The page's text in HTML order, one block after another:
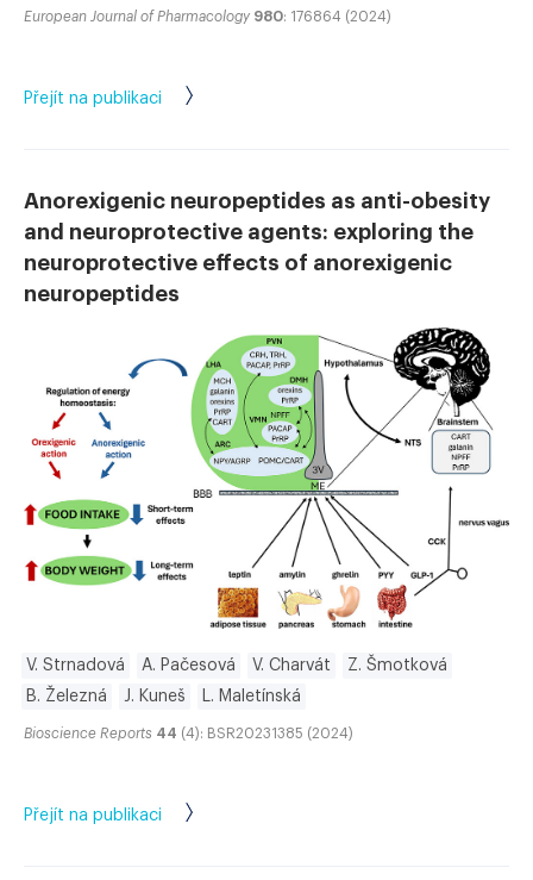
European Journal of Pharmacology 980: 176864 (2024)
Přejít na publikaci
Anorexigenic neuropeptides as anti-obesity
and neuroprotective agents: exploring the
neuroprotective effects of anorexigenic
neuropeptides
V. Strnadová A. Pačesová V. Charvát
Z. Šmotková
B. Železná
J. Kuneš L. Maletínská
Bioscience Reports 44 (4): BSR20231385 (2024)
Přejít na publikaci